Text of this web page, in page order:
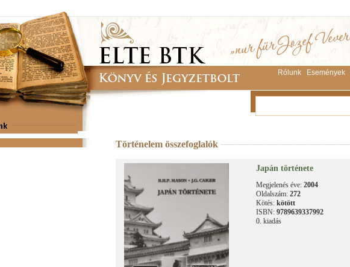
Rólunk Események
Történelem összefoglalók
Japán története
Megjelenés éve: 2004
Oldalszám: 272
Kötés: kötött
ISBN: 9789639337992
0. kiadás